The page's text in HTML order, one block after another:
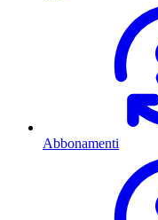
Abbonamenti